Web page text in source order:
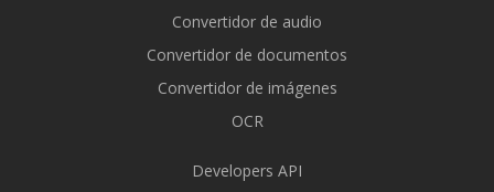
Convertidor de audio
Convertidor de documentos
Convertidor de imágenes
OCR
Developers API